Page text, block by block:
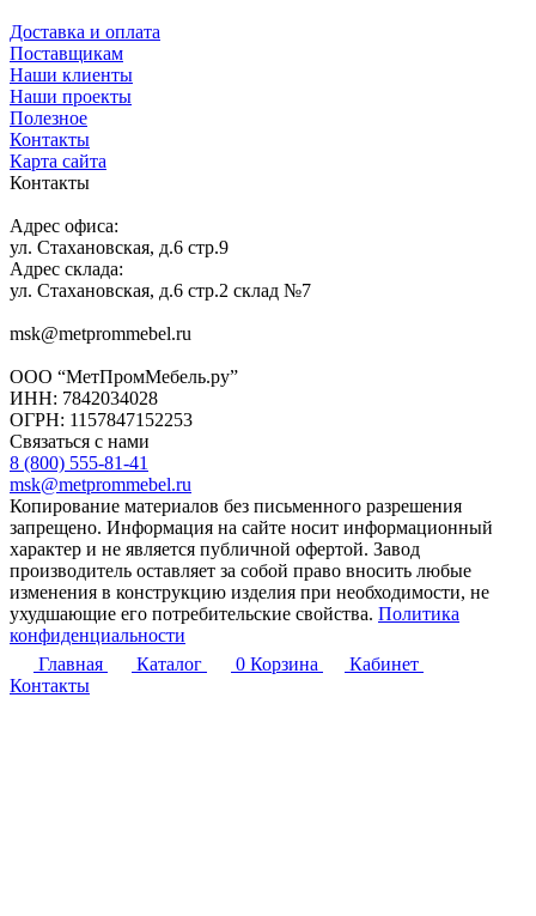
Доставка и оплата
Поставщикам
Наши клиенты
Наши проекты
Полезное
Контакты
Карта сайта
Контакты
Адрес офиса:
ул. Стахановская, д.6 стр.9
Адрес склада:
ул. Стахановская, д.6 стр.2 склад №7
msk@metprommebel.ru
ООО “МетПромМебель.ру”
ИНН: 7842034028
ОГРН: 1157847152253
Связаться с нами
8 (800) 555-81-41
msk@metprommebel.ru
Копирование материалов без письменного разрешения
запрещено. Информация на сайте носит информационный
характер и не является публичной офертой. Завод
производитель оставляет за собой право вносить любые
изменения в конструкцию изделия при необходимости, не
ухудшающие его потребительские свойства. Политика
конфиденциальности
Главная
Каталог 0 Корзина
Кабинет
Контакты